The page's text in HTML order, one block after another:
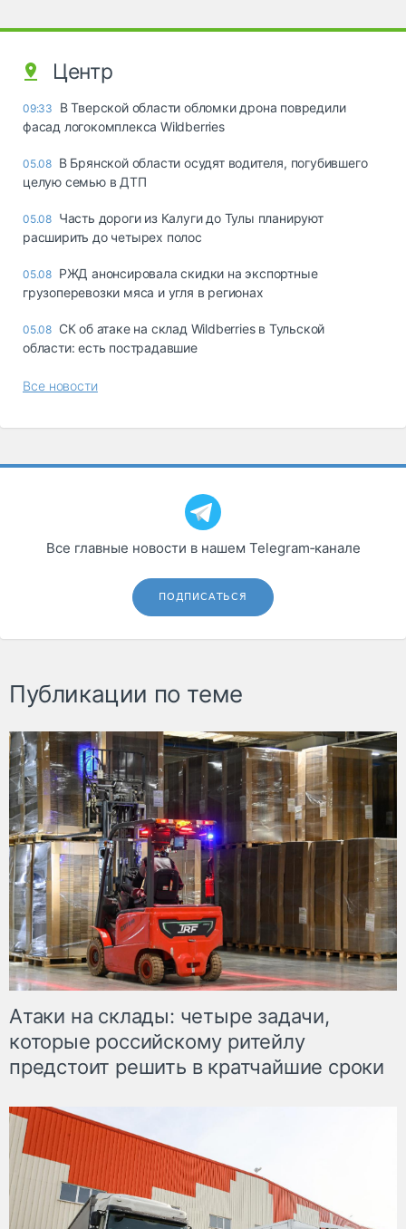
Центр
09:33
В Тверской области обломки дрона повредили
фасад логокомплекса Wildberries
05.08 В Брянской области осудят водителя, погубившего
целую семью в ДТП
05.08 Часть дороги из Калуги до Тулы планируют
расширить до четырех полос
05.08 РЖД анонсировала скидки на экспортные
грузоперевозки мяса и угля в регионах
05.08 СК об атаке на склад Wildberries в Тульской
области: есть пострадавшие
Все новости
Все главные новости в нашем Telegram‑канале
ПОДПИСАТЬСЯ
Публикации по теме
Атаки на склады: четыре задачи,
которые российскому ритейлу
предстоит решить в кратчайшие сроки